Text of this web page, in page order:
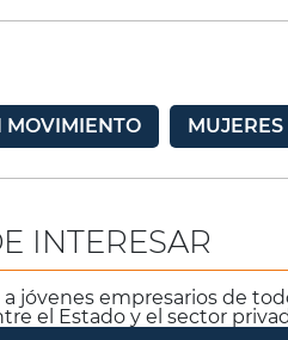
MOVIMIENTO MUJERES
INTERESAR